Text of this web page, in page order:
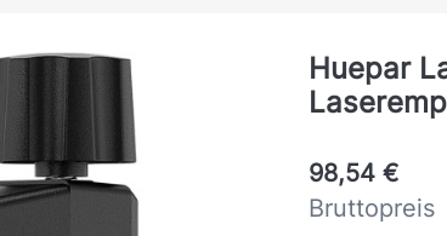
Huepar
98,54 €
Bruttopreis